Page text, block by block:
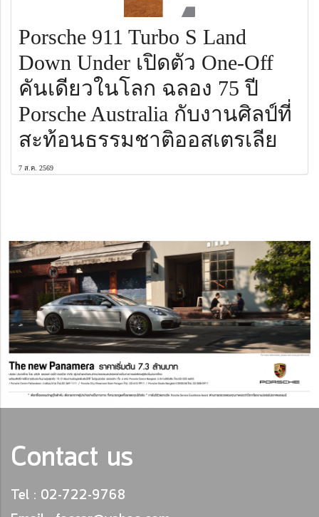
Porsche 911 Turbo S Land
Down Under เปิดตัว One-Off
คันเดียวในโลก ฉลอง 75 ปี
Porsche Australia กับงานศิลป์ที่
สะท้อนธรรมชาติออสเตรเลีย
7 ส.ค. 2569
Contact us
Tel : 02-722-9768